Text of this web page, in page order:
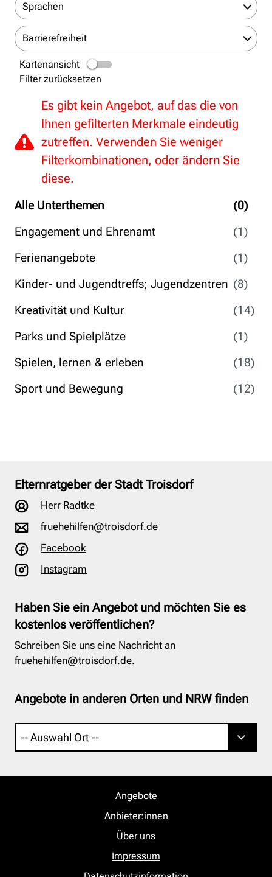
Alle Unterthemen
(0)
Engagement und Ehrenamt
(1)
Ferienangebote
(1)
Kinder- und Jugendtreffs; Jugendzentren (8)
Kreativität und Kultur
(14)
Parks und Spielplätze
(1)
Spielen, lernen & erleben
(18)
Sport und Bewegung
(12)
Sprachen
Barrierefreiheit
Kartenansicht
Filter zurücksetzen
Es gibt kein Angebot, auf das die von
Ihnen gefilterten Merkmale eindeutig
zutreffen. Verwenden Sie weniger
Filterkombinationen, oder ändern Sie
diese.
Elternratgeber der Stadt Troisdorf
Herr Radtke
fruehehilfen@troisdorf.de
Facebook
Instagram
Haben Sie ein Angebot und möchten Sie es
kostenlos veröffentlichen?
Schreiben Sie uns eine Nachricht an
fruehehilfen@troisdorf.de.
Angebote in anderen Orten und NRW finden
Angebote
Anbieter:innen
Über uns
Impressum